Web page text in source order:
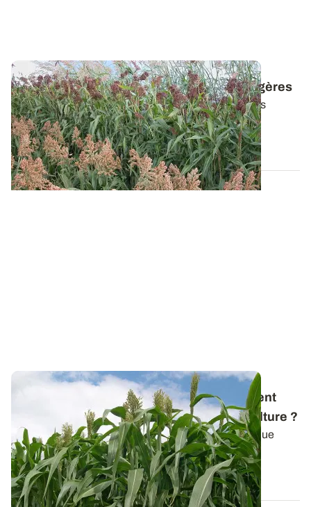
Sorgho - Diversifier les ressources fourragères
Les sorghos se caractérisent par la diversité de leurs
usages. Dans des contextes...
07 MAI 2015
Diversification - Atouts du sorgho : comment
peut-il s’intégrer dans les systèmes de culture ?
Alors que la multiplication des aléas incite, autant que
possible, à diversifier les...
03 JANV. 2019